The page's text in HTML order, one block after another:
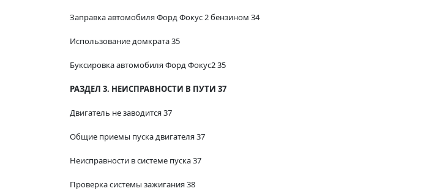
Заправка автомобиля Форд Фокус 2 бензином 34
Использование домкрата 35
Буксировка автомобиля Форд Фокус2 35
РАЗДЕЛ 3. НЕИСПРАВНОСТИ В ПУТИ 37
Двигатель не заводится 37
Общие приемы пуска двигателя 37
Неисправности в системе пуска 37
Проверка системы зажигания 38